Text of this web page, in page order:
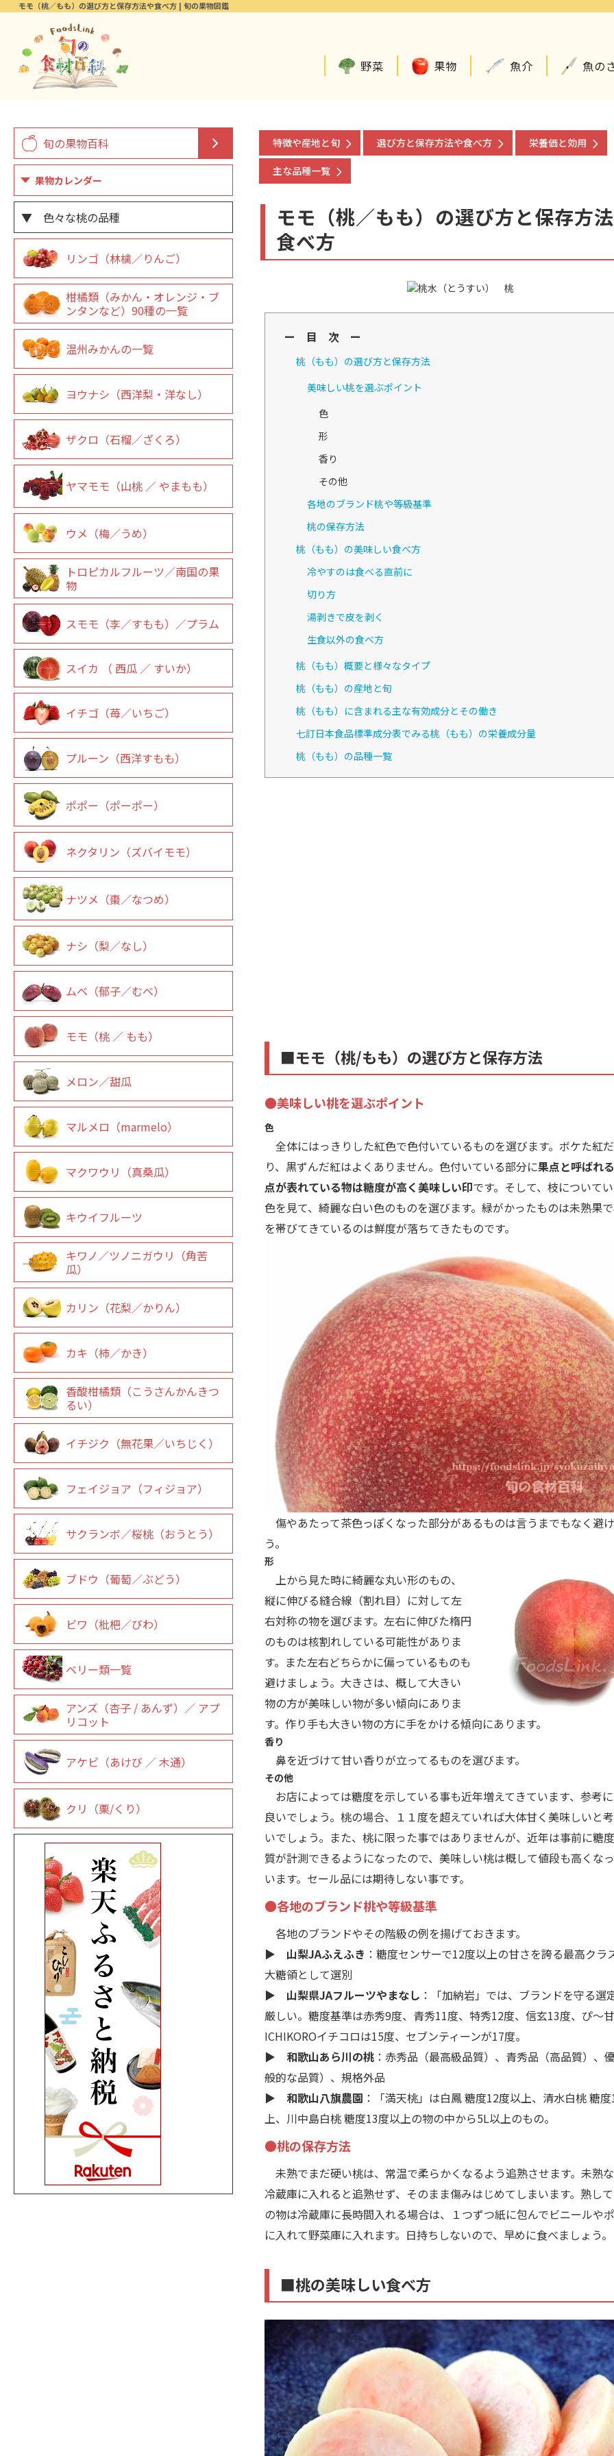
モモ（桃／もも）の選び方と保存方法や食べ方 | 旬の果物図鑑
野菜 果物 魚介 魚の
特徴や産地と旬 選び方と保存方法や食べ方 栄養価と効用
主な品種一覧
モモ（桃／もも）の選び方と保存方
食べ方
ー 目 次 ー
桃（もも）の選び方と保存方法
美味しい桃を選ぶポイント
色
形
香り
その他
各地のブランド桃や等級基準
桃の保存方法
桃（もも）の美味しい食べ方
冷やすのは食べる直前に
切り方
湯剥きで皮を剥く
生食以外の食べ方
桃（もも）概要と様々なタイプ
桃（もも）の産地と旬
桃（もも）に含まれる主な有効成分とその働き
七訂日本食品標準成分表でみる桃（もも）の栄養成分量
桃（もも）の品種一覧
■モモ（桃/もも）の選び方と保存方法
●美味しい桃を選ぶポイント
色
全体にはっきりした紅色で色付いているものを選びます。ボケた紅
り、黒ずんだ紅はよくありません。色付いている部分に果点と呼ばれ
点が表れている物は糖度が高く美味しい印です。そして、枝について
色を見て、綺麗な白い色のものを選びます。緑がかったものは未熟果
を帯びてきているのは鮮度が落ちてきたものです。
傷やあたって茶色っぽくなった部分があるものは言うまでもなく避
う。
形
上から見た時に綺麗な丸い形のもの、
縦に伸びる縫合線（割れ目）に対して左
右対称の物を選びます。左右に伸びた楕円
のものは核割れしている可能性がありま
す。また左右どちらかに偏っているものも
避けましょう。大きさは、概して大きい
物の方が美味しい物が多い傾向にありま
す。作り手も大きい物の方に手をかける傾向にあります。
香り
鼻を近づけて甘い香りが立ってるものを選びます。
その他
お店によっては糖度を示している事も近年増えてきています、参考
良いでしょう。桃の場合、１１度を超えていれば大体甘く美味しいと
いでしょう。また、桃に限った事ではありませんが、近年は事前に糖
質が計測できるようになったので、美味しい桃は概して値段も高くな
います。セール品には期待しない事です。
●各地のブランド桃や等級基準
各地のブランドやその階級の例を揚げておきます。
▶ 山梨JAふえふき ：糖度センサーで12度以上の甘さを誇る最高クラ
大糖領として選別
▶ 山梨県JAフルーツやまなし ：「加納岩」では、ブランドを守る選
厳しい。糖度基準は赤秀9度、青秀11度、特秀12度、信玄13度、ぴ～
ICHIKOROイチコロは15度、セブンティーンが17度。
▶ 和歌山あら川の桃：赤秀品（最高級品質）、青秀品（高品質）、
般的な品質）、規格外品
▶ 和歌山八旗農園 ：「満天桃」は白鳳 糖度12度以上、清水白桃 糖
上、川中島白桃 糖度13度以上の物の中から5L以上のもの。
●桃の保存方法
未熟でまだ硬い桃は、常温で柔らかくなるよう追熟させます。未熟
冷蔵庫に入れると追熟せず、そのまま傷みはじめてしまいます。熟し
の物は冷蔵庫に長時間入れる場合は、１つずつ紙に包んでビニールや
に入れて野菜庫に入れます。日持ちしないので、早めに食べましょう。
■桃の美味しい食べ方
旬の果物百科
果物カレンダー
▼ 色々な桃の品種
リンゴ（林檎／りんご）
柑橘類（みかん・オレンジ・ブ
ンタンなど）90種の一覧
温州みかんの一覧
ヨウナシ（西洋梨・洋なし）
ザクロ（石榴／ざくろ）
ヤマモモ（山桃 ／ やまもも）
ウメ（梅／うめ）
トロピカルフルーツ／南国の果
物
スモモ（李／すもも）／プラム
スイカ （ 西瓜 ／ すいか）
イチゴ（苺／いちご）
プルーン（西洋すもも）
ポポー（ポーポー）
ネクタリン（ズバイモモ）
ナツメ（棗／なつめ）
ナシ（梨／なし）
ムベ（郁子／むべ）
モモ（桃 ／ もも）
メロン／甜瓜
マルメロ（marmelo）
マクワウリ（真桑瓜）
キウイフルーツ
キワノ／ツノニガウリ（角苦
瓜）
カリン（花梨／かりん）
カキ（柿／かき）
香酸柑橘類（こうさんかんきつ
るい）
イチジク（無花果／いちじく）
フェイジョア（フィジョア）
サクランボ／桜桃（おうとう）
ブドウ（葡萄／ぶどう）
ビワ（枇杷／びわ）
ベリー類一覧
アンズ（杏子 / あんず）／ アプ
リコット
アケビ（あけび ／ 木通）
クリ（栗/くり）